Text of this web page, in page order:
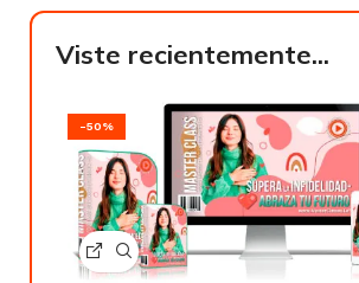
Viste recientemente...
-50%